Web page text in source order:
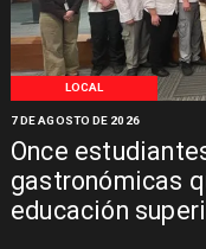
LOCAL
Once
gastronómicas
educación
7 DE AGOSTO DE 2026